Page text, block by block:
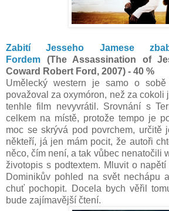
Zabití Jesseho Jamese
Fordem (The Assassination of
Coward Robert Ford, 2007) - 40 %
Umělecký western je samo o
považoval za oxymóron, než za cokoli
tenhle film nevyvrátil. Srovnání s
celkem na místě, protože tempo je
moc se skrývá pod povrchem, určitě
někteří, já jen mám pocit, že autoři
něco, čím není, a tak vůbec nenatočili
životopis s podtextem. Mluvit o
Dominikův pohled na svět nechápu
chuť pochopit. Docela bych věřil
bude zajímavější čtení.